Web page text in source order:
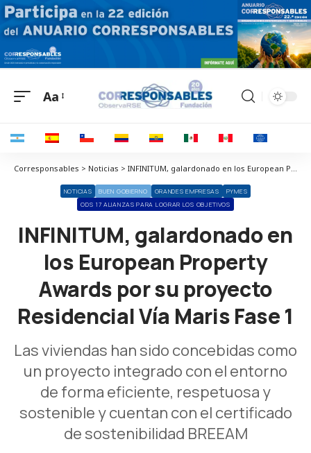
Aa
Corresponsables > Noticias > INFINITUM, galardonado en los European Property Awards por su proyecto Residencial Vía Maris Fase 1
NOTICIAS BUEN GOBIERNO GRANDES EMPRESAS
PYMES
ODS 17 ALIANZAS PARA LOGRAR LOS OBJETIVOS
INFINITUM, galardonado en
los European Property
Awards por su proyecto
Residencial Vía Maris Fase 1
Las viviendas han sido concebidas como
un proyecto integrado con el entorno
de forma eficiente, respetuosa y
sostenible y cuentan con el certificado
de sostenibilidad BREEAM